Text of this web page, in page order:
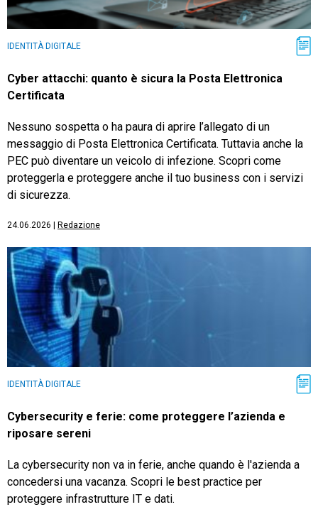
IDENTITÀ DIGITALE
Cyber attacchi: quanto è sicura la Posta Elettronica
Certificata
Nessuno sospetta o ha paura di aprire l’allegato di un
messaggio di Posta Elettronica Certificata. Tuttavia anche la
PEC può diventare un veicolo di infezione. Scopri come
proteggerla e proteggere anche il tuo business con i servizi
di sicurezza.
24.06.2026 Redazione
IDENTITÀ DIGITALE
Cybersecurity e ferie: come proteggere l’azienda e
riposare sereni
La cybersecurity non va in ferie, anche quando è l'azienda a
concedersi una vacanza. Scopri le best practice per
proteggere infrastrutture IT e dati.